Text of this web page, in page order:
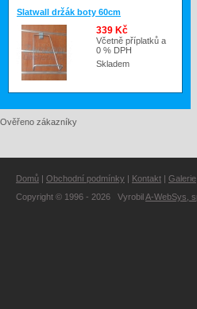
Slatwall držák boty 60cm
339 Kč
Včetně příplatků a
0 % DPH
Skladem
Ověřeno zákazníky
Domů | Obchodní podmínky | Kontakt | Galerie
Copyright © 1996 - 2026 VyrobilA-WebSys,